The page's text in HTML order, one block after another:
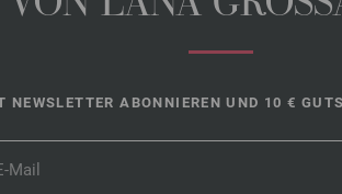
NEWSLETTER ABONNIEREN UND 10 €